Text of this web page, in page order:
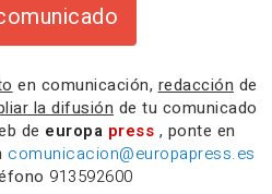
en comunicación, redacción de
la difusión de tu comunicado
de europa press , ponte en
comunicacion@europapress.es
913592600